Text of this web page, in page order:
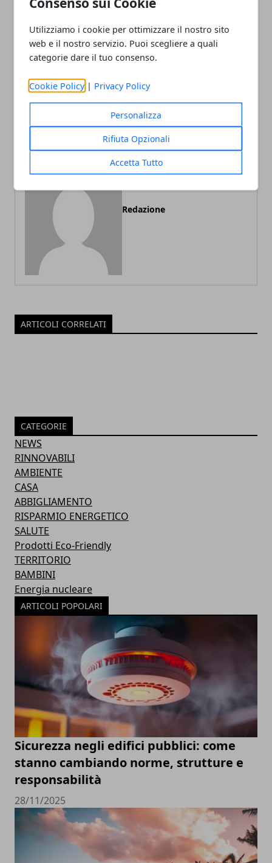
Utilizziamo i cookie per ottimizzare il nostro sito
web e il nostro servizio. Puoi scegliere a quali
categorie dare il tuo consenso.
Cookie Policy | Privacy Policy
Personalizza
Rifiuta Opzionali
Accetta Tutto
Facebook
TwitterWhatsapp
Auto elettrica Renault ZOE
Preview
In Germania il fotovoltaico
inizia a cambiare il sistema
Redazione
ARTICOLI CORRELATI
CATEGORIE
NEWS
RINNOVABILI
AMBIENTE
CASA
ABBIGLIAMENTO
RISPARMIO ENERGETICO
SALUTE
Prodotti Eco-Friendly
TERRITORIO
BAMBINI
Energia nucleare
ARTICOLI POPOLARI
Sicurezza negli edifici pubblici: come
stanno cambiando norme, strutture e
responsabilità
28/11/2025